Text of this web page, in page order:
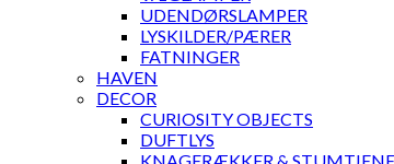
UDENDØRSLAMPER
LYSKILDER/PÆRER
FATNINGER
HAVEN
DECOR
CURIOSITY OBJECTS
DUFTLYS